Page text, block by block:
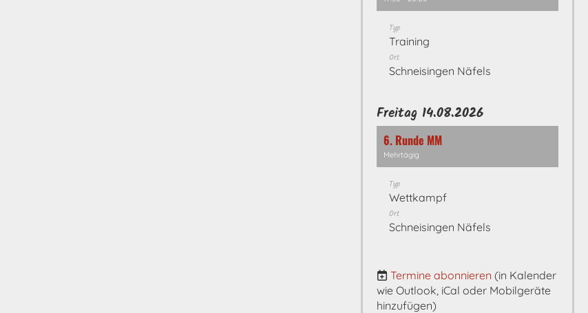
Typ
Training
Ort
Schneisingen Näfels
Freitag 14.08.2026
6. Runde MM
Mehrtägig
Typ
Wettkampf
Ort
Schneisingen Näfels
Termine abonnieren (in Kalender
wie Outlook, iCal oder Mobilgeräte
hinzufügen)